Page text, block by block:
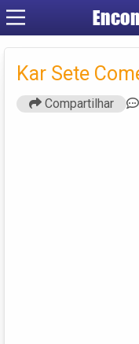
Kar Sete
Compartilhar